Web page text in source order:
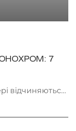
7
відчиняються